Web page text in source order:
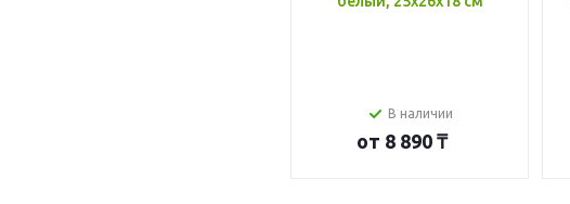
В наличии
от 8 890 ₸